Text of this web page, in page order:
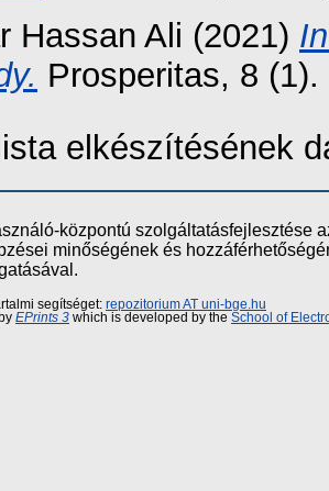
Hassan Ali (2021)
Prosperitas, 8
elkészítésének
központú szolgáltatásfejlesztése
minőségének és
segítséget: repozitorium AT uni-bge.hu
EPrints 3 which is developed by the School of